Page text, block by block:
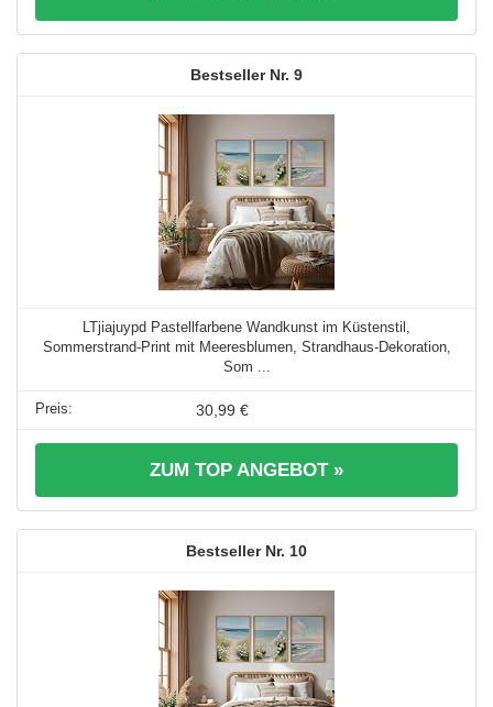
9
LTjiajuypd Pastellfarbene Wandkunst im Küstenstil,
Sommerstrand-Print mit Meeresblumen, Strandhaus-Dekoration,
Som ...
30,99 €
ZUM TOP ANGEBOT »
10